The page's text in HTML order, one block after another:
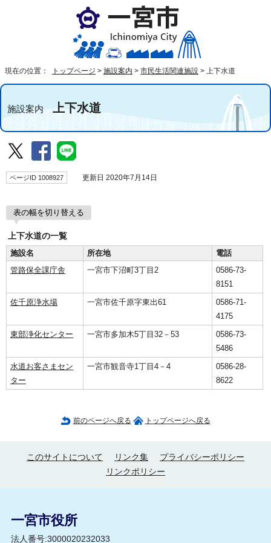
現在の位置： トップページ > 施設案内 > 市民生活関連施設 > 上下水道
施設案内上下水道
ページID 1008927 更新日 2020年7月14日
表の幅を切り替える
上下水道の一覧
施設名
所在地
電話
管路保全課庁舎
一宮市下沼町3丁目2
0586-73-
8151
佐千原浄水場
一宮市佐千原字東出61
0586-71-
4175
東部浄化センター
一宮市多加木5丁目32－53
0586-73-
5486
水道お客さまセン
ター
一宮市観音寺1丁目4－4
0586-28-
8622
前のページへ戻る トップページへ戻る
このサイトについて リンク集
プライバシーポリシー
リンクポリシー
一宮市役所
法人番号:3000020232033